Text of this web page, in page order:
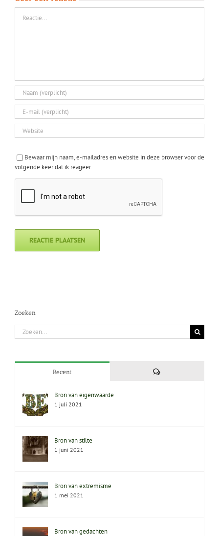
Bewaar mijn naam, e-mailadres en website in deze browser voor de
volgende keer dat ik reageer.
Zoeken
Zoeken
naar:
Recent Reacties
Bron van eigenwaarde
1 juli 2021
Bron van stilte
1 juni 2021
Bron van extremisme
1 mei 2021
Bron van gedachten